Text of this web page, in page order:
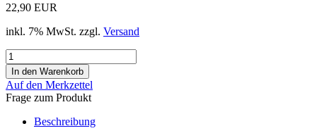
22,90 EUR
inkl. 7% MwSt. zzgl. Versand
Auf den Merkzettel
Frage zum Produkt
Beschreibung